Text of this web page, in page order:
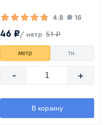
4.8 16
46 ₽/ метр 51 ₽
метр тн.
- +
В корзину